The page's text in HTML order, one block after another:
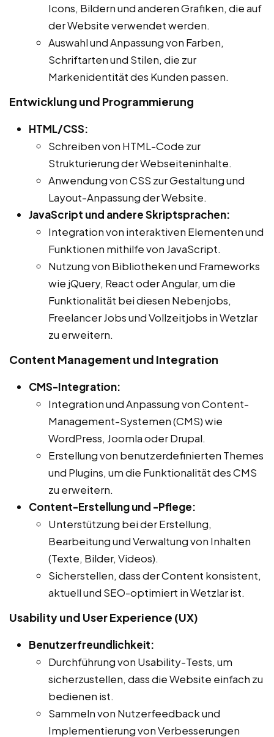
Icons, Bildern und anderen Grafiken, die auf
der Website verwendet werden.
Auswahl und Anpassung von Farben,
Schriftarten und Stilen, die zur
Markenidentität des Kunden passen.
Entwicklung und Programmierung
HTML/CSS:
Schreiben von HTML-Code zur
Strukturierung der Webseiteninhalte.
Anwendung von CSS zur Gestaltung und
Layout-Anpassung der Website.
JavaScript und andere Skriptsprachen:
Integration von interaktiven Elementen und
Funktionen mithilfe von JavaScript.
Nutzung von Bibliotheken und Frameworks
wie jQuery, React oder Angular, um die
Funktionalität bei diesen Nebenjobs,
Freelancer Jobs und Vollzeitjobs in Wetzlar
zu erweitern.
Content Management und Integration
CMS-Integration:
Integration und Anpassung von Content-
Management-Systemen (CMS) wie
WordPress, Joomla oder Drupal.
Erstellung von benutzerdefinierten Themes
und Plugins, um die Funktionalität des CMS
zu erweitern.
Content-Erstellung und -Pflege:
Unterstützung bei der Erstellung,
Bearbeitung und Verwaltung von Inhalten
(Texte, Bilder, Videos).
Sicherstellen, dass der Content konsistent,
aktuell und SEO-optimiert in Wetzlar ist.
Usability und User Experience (UX)
Benutzerfreundlichkeit:
Durchführung von Usability-Tests, um
sicherzustellen, dass die Website einfach zu
bedienen ist.
Sammeln von Nutzerfeedback und
Implementierung von Verbesserungen